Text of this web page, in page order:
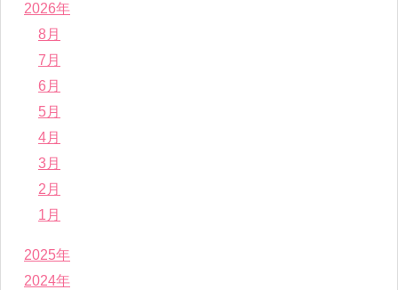
2026年
8月
7月
6月
5月
4月
3月
2月
1月
2025年
2024年